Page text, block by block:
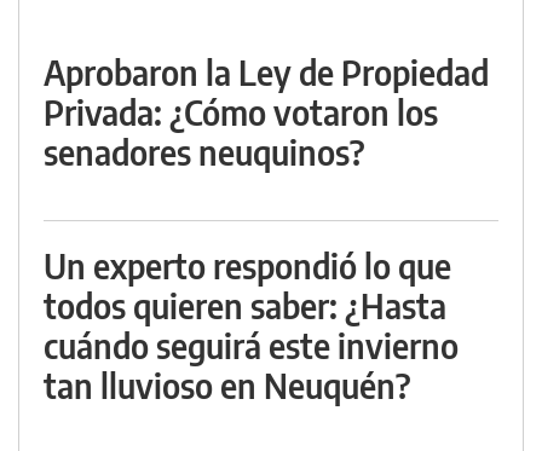
Aprobaron la Ley de Propiedad
Privada: ¿Cómo votaron los
senadores neuquinos?
Un experto respondió lo que
todos quieren saber: ¿Hasta
cuándo seguirá este invierno
tan lluvioso en Neuquén?